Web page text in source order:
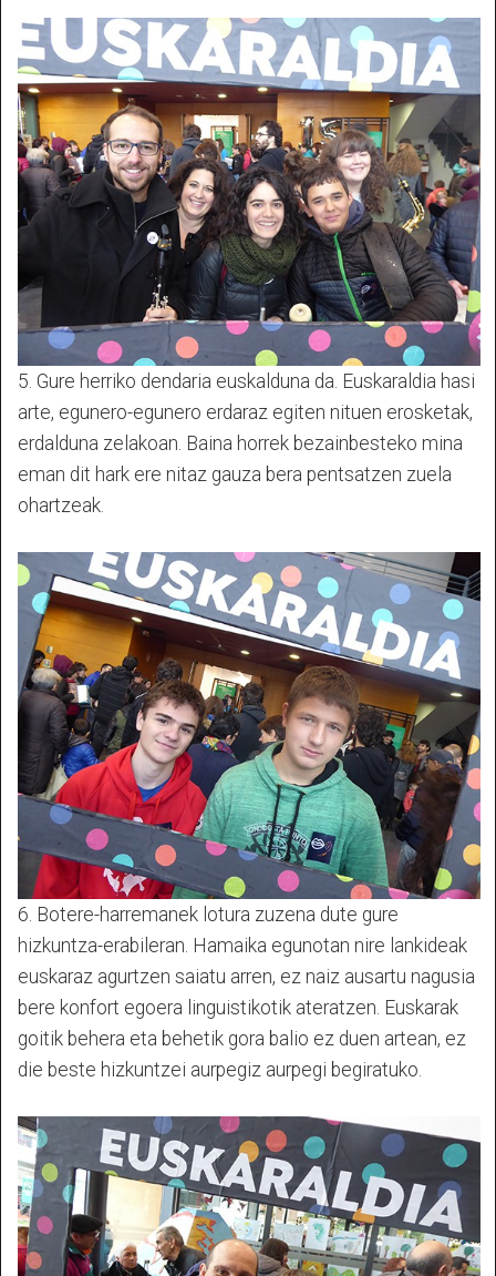
5. Gure herriko dendaria euskalduna da. Euskaraldia hasi
arte, egunero-egunero erdaraz egiten nituen erosketak,
erdalduna zelakoan. Baina horrek bezainbesteko mina
eman dit hark ere nitaz gauza bera pentsatzen zuela
ohartzeak.
6. Botere-harremanek lotura zuzena dute gure
hizkuntza-erabileran. Hamaika egunotan nire lankideak
euskaraz agurtzen saiatu arren, ez naiz ausartu nagusia
bere konfort egoera linguistikotik ateratzen. Euskarak
goitik behera eta behetik gora balio ez duen artean, ez
die beste hizkuntzei aurpegiz aurpegi begiratuko.